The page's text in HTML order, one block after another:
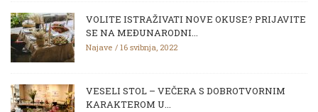
VOLITE ISTRAŽIVATI NOVE OKUSE? PRIJAVITE
SE NA MEĐUNARODNI...
Najave 16 svibnja, 2022
VESELI STOL – VEČERA S DOBROTVORNIM
KARAKTEROM U...